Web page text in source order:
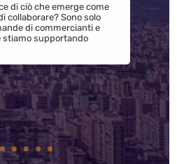
di ciò che emerge come
collaborare? Sono solo
di commercianti e
supportando